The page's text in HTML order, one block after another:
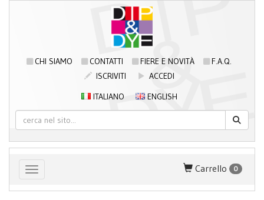
CHI SIAMO CONTATTI FIERE E NOVITÀ
F.A.Q.
ISCRIVITI
ACCEDI
ITALIANO
ENGLISH
Toggle navigation Carrello 0